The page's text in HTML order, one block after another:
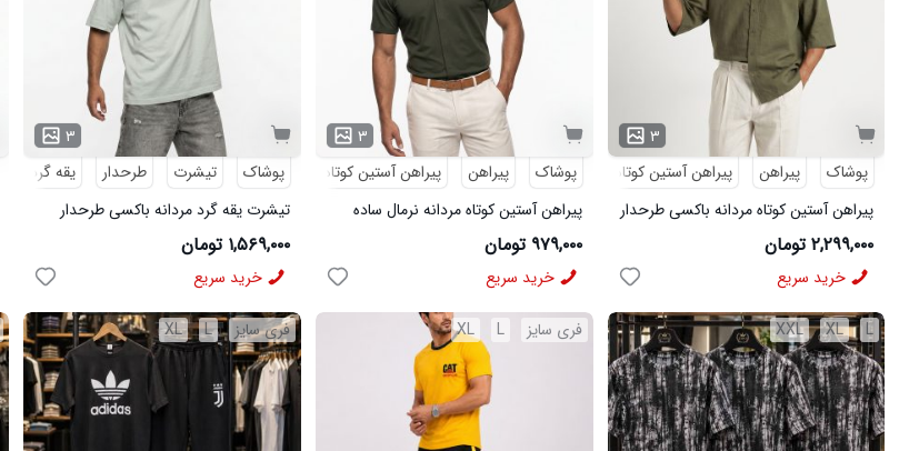
۳
پوشاک
پیراهن پیراهن آستین کوتاه
طرحدار
پیراهن آستین کوتاه مردانه باکسی طرحدار
لینن سبز مدل 50971
۲,۲۹۹,۰۰۰ تومان
خرید سریع
۳
پوشاک
پیراهن
پیراهن آستین کوتاه
پیراهن آستین کوتاه مردانه نرمال ساده
ویسکوز سبز مدل 50977
۹۷۹,۰۰۰ تومان
خرید سریع
۳
پوشاک
تیشرت طرحدار
یقه گرد
تیشرت یقه گرد مردانه باکسی طرحدار
پنبه دو رو سبز روشن مدل 50896
۱,۵۶۹,۰۰۰ تومان
خرید سریع
L
XL
XXL فری سایز L
XL فری سایز L
XL